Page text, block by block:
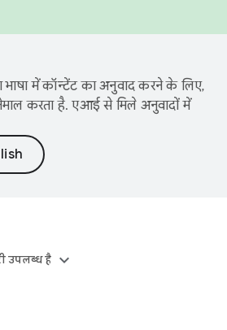
में कॉन्टेंट का अनुवाद करने के लिए,
करता है. एआई से मिले अनुवादों में
उपलब्ध है